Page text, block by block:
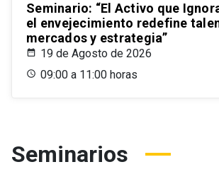
Seminario: “El Activo que
el envejecimiento redefine
mercados y estrategia”
19 de Agosto de 2026
09:00 a 11:00 horas
Seminarios